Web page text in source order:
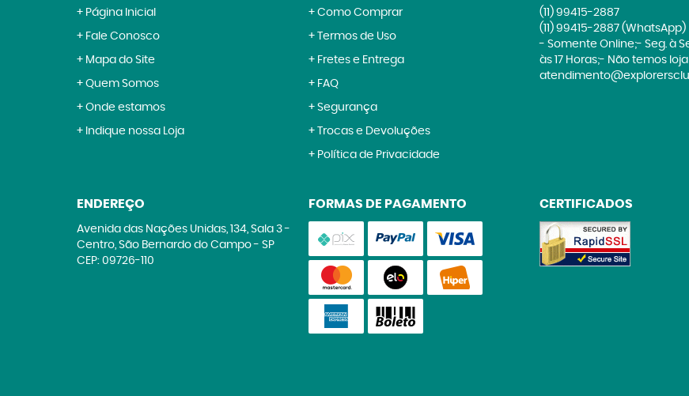
Página Inicial
Fale Conosco
Mapa do Site
Quem Somos
Onde estamos
Indique nossa Loja
Como Comprar
Termos de Uso
Fretes e Entrega
FAQ
Segurança
Trocas e Devoluções
Política de Privacidade
(11) 99415-2887
(11) 99415-2887 (WhatsApp)
- Somente Online;- Seg. à
às 17 Horas;- Não temos
ENDEREÇO
Avenida das Nações Unidas, 134, Sala 3-
Centro, São Bernardo do Campo- SP
CEP: 09726-110
FORMAS DE PAGAMENTO CERTIFICADOS